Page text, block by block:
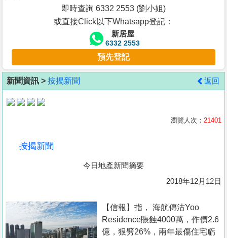
客
地
產
業
即時查詢 6332 2553 (劉小姐)
或直接Click以下Whatsapp登記：
新居屋
6332 2553
預先登記
新聞資訊 > 按揭新聞 返回
瀏覽人次： 21401
按揭新聞
今日地產新聞摘要
2018年12月12日
【信報】指， 海航傳沽Yoo
Residence賬蝕4000萬，作價2.6
億，狠劈26%，兩年最傷住宅虧